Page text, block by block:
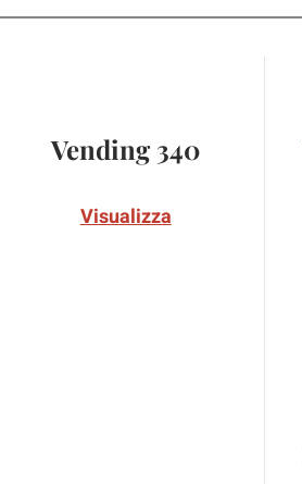
Vending 340
Visualizza